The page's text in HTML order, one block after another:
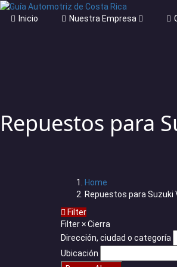
Inicio Nuestra Empresa
Repuestos para
Home
Repuestos para Suzuki
Filter
Filter×Cierra
Dirección, ciudad o categoría
Ubicación